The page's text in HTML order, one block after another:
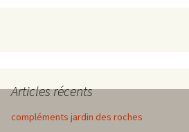
Articles récents
compléments jardin des roches